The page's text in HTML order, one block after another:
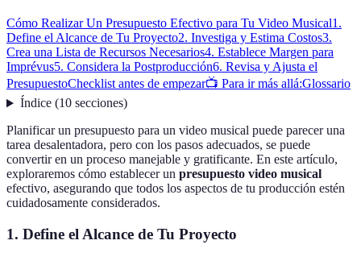
Cómo Realizar Un Presupuesto Efectivo para Tu Video Musical1.
Define el Alcance de Tu Proyecto2. Investiga y Estima Costos3.
Crea una Lista de Recursos Necesarios4. Establece Margen para
Imprévus5. Considera la Postproducción6. Revisa y Ajusta el
PresupuestoChecklist antes de empezar📺 Para ir más allá:Glossario
Índice(10 secciones)
Planificar un presupuesto para un video musical puede parecer una
tarea desalentadora, pero con los pasos adecuados, se puede
convertir en un proceso manejable y gratificante. En este artículo,
exploraremos cómo establecer un presupuesto video musical
efectivo, asegurando que todos los aspectos de tu producción estén
cuidadosamente considerados.
1. Define el Alcance de Tu Proyecto